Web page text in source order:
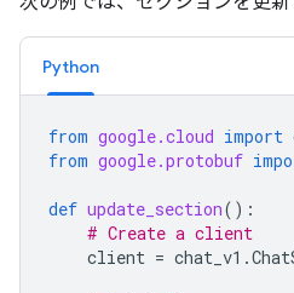
Python
from google.cloud import
from google.protobuf
def update_section():
# Create a client
client = chat_v1 .